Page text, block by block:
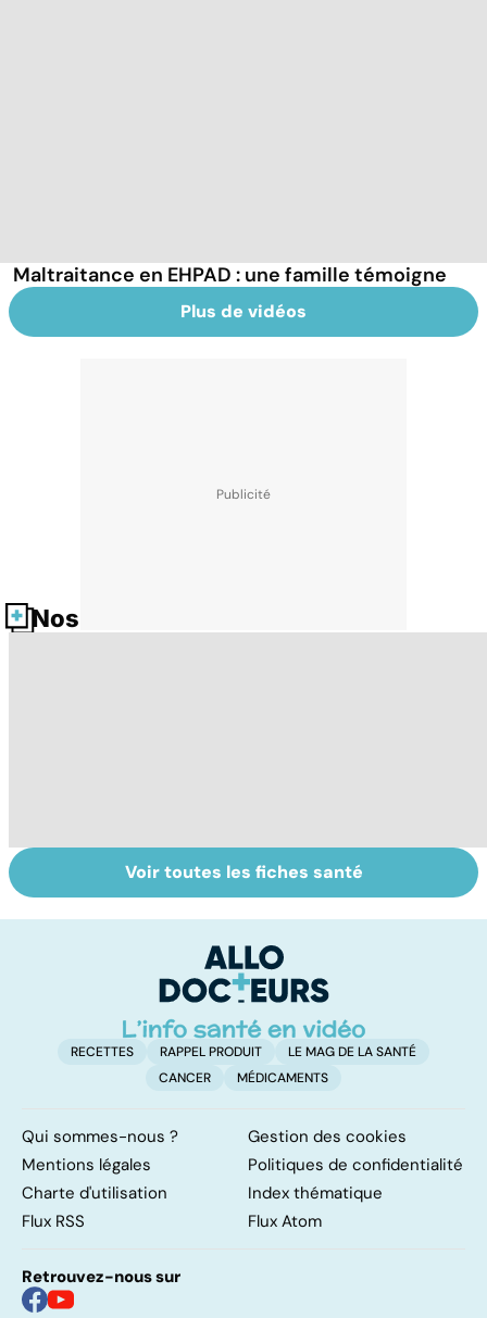
Maltraitance en EHPAD : une famille témoigne
Plus de vidéos
Nos fiches santé
Faire du sport à
domicile, c'est
Don de gamètes :
le pour et le
levée de
l'anonymat
Voir toutes les fiches santé
RECETTES RAPPEL PRODUIT
LE MAG DE LA SANTÉ
CANCER
MÉDICAMENTS
Qui sommes-nous ?
Gestion des cookies
Mentions légales
Politiques de confidentialité
Charte d'utilisation
Index thématique
Flux RSS
Flux Atom
Retrouvez-nous sur